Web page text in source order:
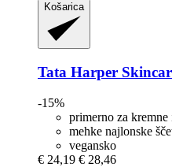
Košarica
Tata Harper
-15%
primerno za kremne
mehke najlonske
vegansko
€ 24,19 € 28,46